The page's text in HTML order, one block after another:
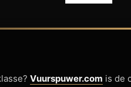
Vuurspuwer.com is de